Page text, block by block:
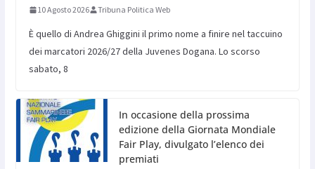
10 Agosto 2026 Tribuna Politica Web
È quello di Andrea Ghiggini il primo nome a finire nel taccuino
dei marcatori 2026/27 della Juvenes Dogana. Lo scorso
sabato, 8
In occasione della prossima
edizione della Giornata Mondiale
Fair Play, divulgato l’elenco dei
premiati